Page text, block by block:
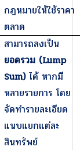
กฎหมายให้ใช้ราคา
ตลาด
สามารถลงเป็น
ยอดรวม (Lump
Sum)ได้ หากมี
หลายรายการ โดย
จัดทำรายละเอียด
แนบแยกแต่ละ
สินทรัพย์